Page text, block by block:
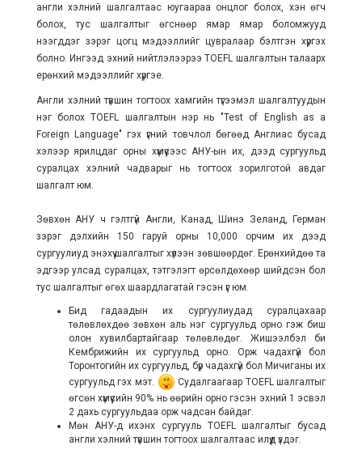
англи хэлний шалгалтаас юугаараа онцлог болох, хэн өгч
болох, тус шалгалтыг өгснөөр ямар ямар боломжууд
нээгддэг зэрэг цогц мэдээллийг цувралаар бэлтгэн хүргэх
болно. Ингээд эхний нийтлэлээрээ TOEFL шалгалтын талаарх
ерөнхий мэдээллийг хүргэе.
Англи хэлний түвшин тогтоох хамгийн түгээмэл шалгалтуудын
нэг болох TOEFL шалгалтын нэр нь "Test of English as a
Foreign Language" гэх үгний товчлол бөгөөд Англиас бусад
хэлээр ярилцдаг орны хүмүүсээс АНУ-ын их, дээд сургуульд
суралцах хэлний чадварыг нь тогтоох зорилготой авдаг
шалгалт юм.
Зөвхөн АНУ ч гэлтгүй Англи, Канад, Шинэ Зеланд, Герман
зэрэг дэлхийн 150 гаруй орны 10,000 орчим их дээд
сургуулиуд энэхүү шалгалтыг хүлээн зөвшөөрдөг. Ерөнхийдөө та
эдгээр улсад суралцах, тэтгэлэгт өрсөлдөхөөр шийдсэн бол
тус шалгалтыг өгөх шаардлагатай гэсэн үг юм.
Бид гадаадын их сургуулиудад суралцахаар
төлөвлөхдөө зөвхөн аль нэг сургуульд орно гэж биш
олон хувилбартайгаар төлөвлөдөг. Жишээлбэл би
Кембрижийн их сургуульд орно. Орж чадахгүй бол
Торонтогийн их сургуульд, бүр чадахгүй бол Мичиганы их
сургуульд гэх мэт.
Судалгаагаар TOEFL шалгалтыг
өгсөн хүмүүсийн 90% нь өөрийн орно гэсэн эхний 1 эсвэл
2 дахь сургуульдаа орж чадсан байдаг.
Мөн АНУ-д ихэнх сургууль TOEFL шалгалтыг бусад
англи хэлний түвшин тогтоох шалгалтаас илүүд үздэг.